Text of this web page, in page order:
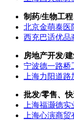
制药/生物工
北京金萌泰医
西充巴适优品
房地产开发/
宁波德一路桥
上海力阳道
批发/零售、
上海福灏德实
上海心演商贸